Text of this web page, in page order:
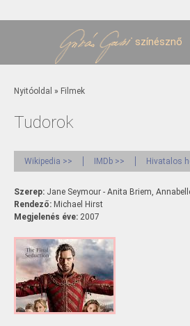
színésznő
Jelenlegi hely
Nyitóoldal » Filmek
Tudorok
Wikipedia >> IMDb >> Hivatalos
Szerep: Jane Seymour - Anita Briem,
Rendező: Michael Hirst
Megjelenés éve: 2007